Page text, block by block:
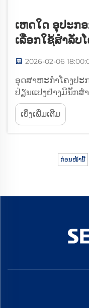
ເຫດໃດ ອຸປະກ
ເລືອກໃຊ້ສຳລັບ
2026-02-06
ອຸດສາຫະກຳໂຄງປະ
ປ່ຽນແປງຢ່າງມີນັກສ
ປະສິດທິພາບ, ໂດຍອຸ
cable
ນິຍົມໃຊ້ສຳລັບໂຄງກ
ຮ້ອນໃນການຕິດຕັ້ງອ
ເບິ່ງເພີ່ມເຕີມ
ກ່ອນໜ້ານີ້